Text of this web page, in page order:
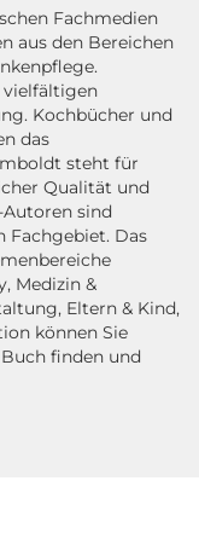
Fachmedien
aus den Bereichen
vielfältigen
Kochbücher und
das
steht für
Qualität und
sind
Fachgebiet. Das
Medizin &
Eltern & Kind,
können Sie
finden und